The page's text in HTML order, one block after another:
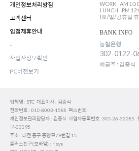
개인정보처리방침
고객센터
입점제휴안내
-
사업자정보확인
PC버전보기
WORK AM
LUNCH
PM
(토/일/공휴일
BANK INFO
농협은행
302-0122-
예금주 : 김중식
업체명 : STC 대표이사 : 김중식
전화번호 : 010-8003-1588 팩스번호 :
개인정보관리담당자 : 김중식 사업자등록번호 :305-26-32085
구-00095
주소 : 대전 중구 중앙로79번길 15
플러스친구(모바일) : risyu